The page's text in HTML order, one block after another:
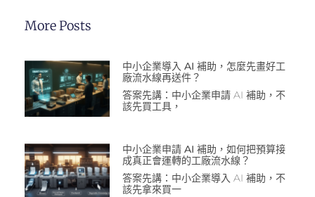
More Posts
中小企業導入 AI 補助，怎麼先畫好工
廠流水線再送件？
答案先講：中小企業申請 AI 補助，不
該先買工具，
中小企業申請 AI 補助，如何把預算接
成真正會運轉的工廠流水線？
答案先講：中小企業導入 AI 補助，不
該先拿來買一